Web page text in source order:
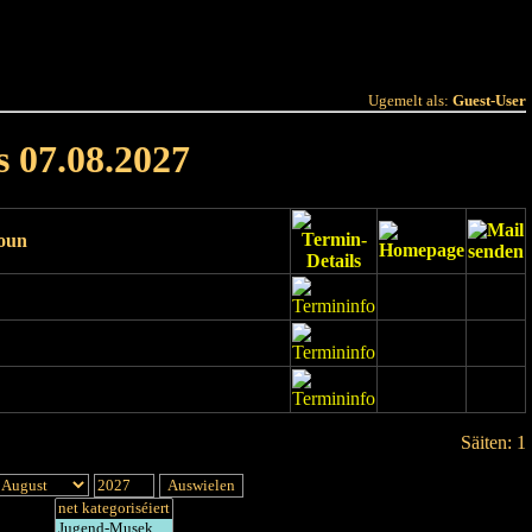
Ugemelt als: Guest-User
07.08.2027
Säiten: 1